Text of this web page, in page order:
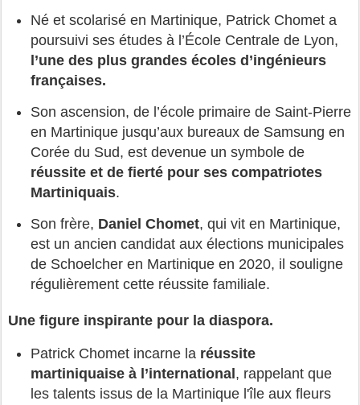
Né et scolarisé en Martinique, Patrick Chomet a
poursuivi ses études à l’École Centrale de Lyon,
l’une des plus grandes écoles d’ingénieurs
françaises.
Son ascension, de l’école primaire de Saint-Pierre
en Martinique jusqu’aux bureaux de Samsung en
Corée du Sud, est devenue un symbole de
réussite et de fierté pour ses compatriotes
Martiniquais.
Son frère, Daniel Chomet, qui vit en Martinique,
est un ancien candidat aux élections municipales
de Schoelcher en Martinique en 2020, il souligne
régulièrement cette réussite familiale.
Une figure inspirante pour la diaspora.
Patrick Chomet incarne la réussite
martiniquaise à l’international , rappelant que
les talents issus de la Martinique l'île aux fleurs